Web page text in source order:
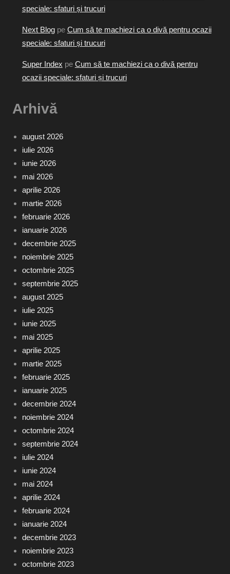
speciale: sfaturi și trucuri
Next Blogpe Cum să te machiezi ca o divă pentru ocazii
speciale: sfaturi și trucuri
Super Index pe Cum să te machiezi ca o divă pentru
ocazii speciale: sfaturi și trucuri
Arhivă
august 2026
iulie 2026
iunie 2026
mai 2026
aprilie 2026
martie 2026
februarie 2026
ianuarie 2026
decembrie 2025
noiembrie 2025
octombrie 2025
septembrie 2025
august 2025
iulie 2025
iunie 2025
mai 2025
aprilie 2025
martie 2025
februarie 2025
ianuarie 2025
decembrie 2024
noiembrie 2024
octombrie 2024
septembrie 2024
iulie 2024
iunie 2024
mai 2024
aprilie 2024
februarie 2024
ianuarie 2024
decembrie 2023
noiembrie 2023
octombrie 2023